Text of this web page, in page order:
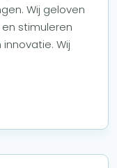
Wij geloven
stimuleren
Wij